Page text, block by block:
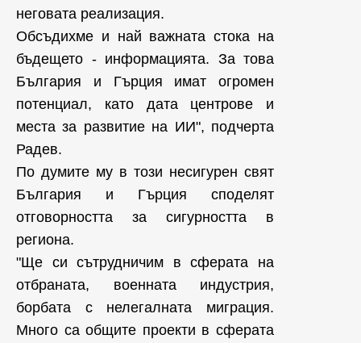
неговата реализация.
Обсъдихме и най важната стока на
бъдещето - информацията. За това
България и Гърция имат огромен
потенциал, като дата центрове и
места за развитие на ИИ", подчерта
Радев.
По думите му в този несигурен свят
България и Гърция споделят
отговорността за сигурността в
региона.
"Ще си сътрудничим в сферата на
отбраната, военната индустрия,
борбата с нелегалната миграция.
Много са общите проекти в сферата